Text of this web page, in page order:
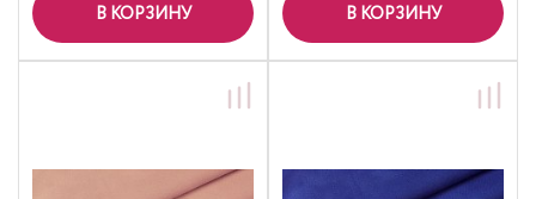
В КОРЗИНУ В КОРЗИНУ